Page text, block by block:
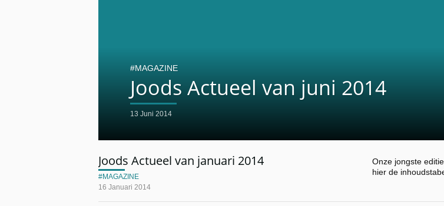
Joods Actueel van juni 2014
13 Juni 2014
MAGAZINE
Joods Actueel van januari 2014
16 Januari 2014
MAGAZINE
Onze jongste
hier de